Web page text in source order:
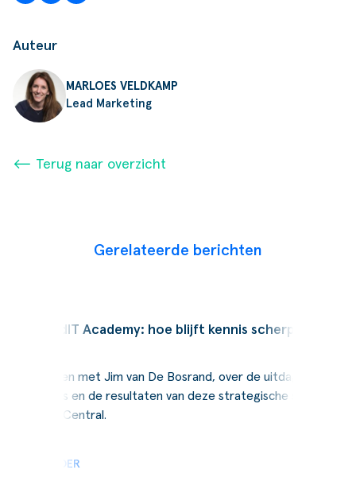
Auteur
MARLOES VELDKAMP
Lead Marketing
⟵ Terug naar overzicht
Gerelateerde berichten
SucceedIT Academy: hoe blijft kennis scherp
Wij spraken met Jim van De Bosrand, over de uitdagingen,
de keuzes en de resultaten van deze strategische stap naar
Business Central.
LEES VERDER